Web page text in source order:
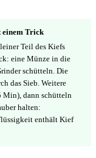
einem Trick
Teil des Kiefs
eine Münze in die
schütteln. Die
das Sieb. Weitere
Min), dann schütteln
halten:
enthält Kief